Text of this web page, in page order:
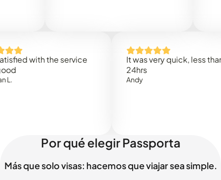
with the service
It was very quick, less than
Por qué elegir Passporta
Más que solo visas: hacemos que viajar sea simple.